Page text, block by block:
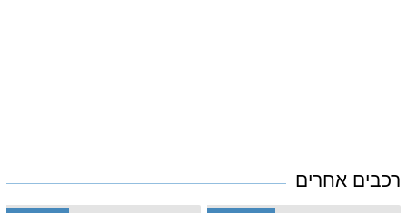
רכבים אחרים